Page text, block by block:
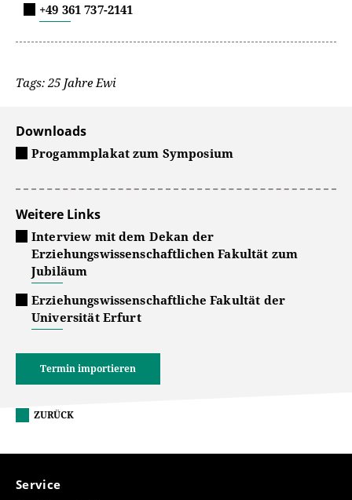
+49 361 737-2141
Tags: 25 Jahre Ewi
Downloads
Progammplakat zum Symposium
Weitere Links
Interview mit dem Dekan der
Erziehungswissenschaftlichen Fakultät zum
Jubiläum
Erziehungswissenschaftliche Fakultät der
Universität Erfurt
Termin importieren
ZURÜCK
Service